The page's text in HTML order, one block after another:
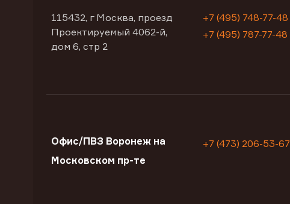
115432, г Москва, проезд
Проектируемый 4062-й,
дом 6, стр 2
+7 (495) 748-77-48
+7 (495) 787-77-48
Офис/ПВЗ Воронеж на
Московском пр-те
+7 (473) 206-53-67